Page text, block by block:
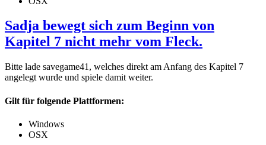
Sadja bewegt sich zum Beginn von
Kapitel 7 nicht mehr vom Fleck.
Bitte lade savegame41, welches direkt am Anfang des Kapitel 7
angelegt wurde und spiele damit weiter.
Gilt für folgende Plattformen:
Windows
OSX